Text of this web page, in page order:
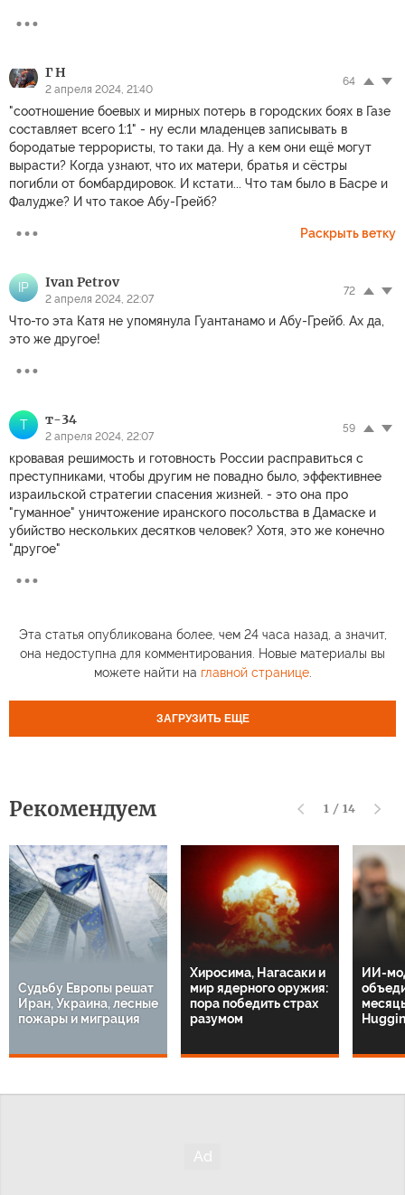
Г Н
2 апреля 2024, 21:40
64
"соотношение боевых и мирных потерь в городских боях в Газе
составляет всего 1:1" - ну если младенцев записывать в
бородатые террористы, то таки да. Ну а кем они ещё могут
вырасти? Когда узнают, что их матери, братья и сёстры
погибли от бомбардировок. И кстати... Что там было в Басре и
Фалудже? И что такое Абу-Грейб?
Раскрыть ветку
IP Ivan Petrov
2 апреля 2024, 22:07
72
Что-то эта Катя не упомянула Гуантанамо и Абу-Грейб. Ах да,
это же другое!
Т т-34
2 апреля 2024, 22:07
59
кровавая решимость и готовность России расправиться с
преступниками, чтобы другим не повадно было, эффективнее
израильской стратегии спасения жизней. - это она про
"гуманное" уничтожение иранского посольства в Дамаске и
убийство нескольких десятков человек? Хотя, это же конечно
"другое"
Эта статья опубликована более, чем 24 часа назад, а значит,
она недоступна для комментирования. Новые материалы вы
можете найти на главной странице.
ЗАГРУЗИТЬ ЕЩЕ
Рекомендуем 1 / 14
Судьбу Европы решат
Иран, Украина, лесные
пожары и миграция
Хиросима, Нагасаки и
мир ядерного оружия:
пора победить страх
разумом
ИИ-